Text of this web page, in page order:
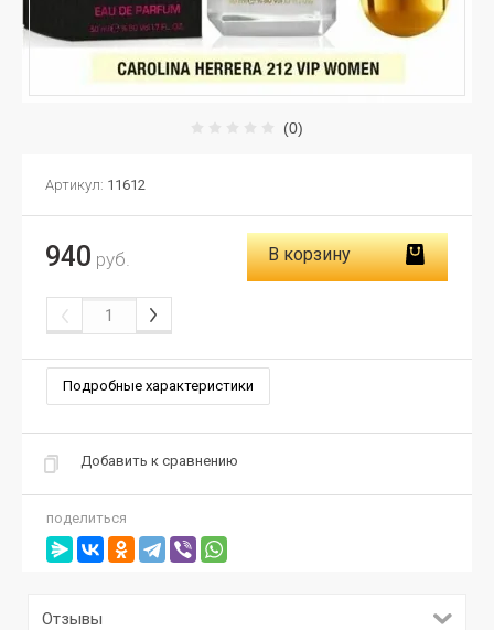
(0)
Артикул: 11612
940 руб. В корзину
Подробные характеристики
Добавить к сравнению
поделиться
Отзывы